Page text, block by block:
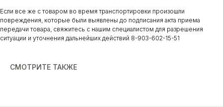
Если все же с товаром во время транспортировки произошли
повреждения, которые были выявлены до подписания акта приема
передачи товара, свяжитесь с нашим специалистом для разрешения
ситуации и уточнения дальнейших действий 8-903-602-15-51
СМОТРИТЕ ТАКЖЕ